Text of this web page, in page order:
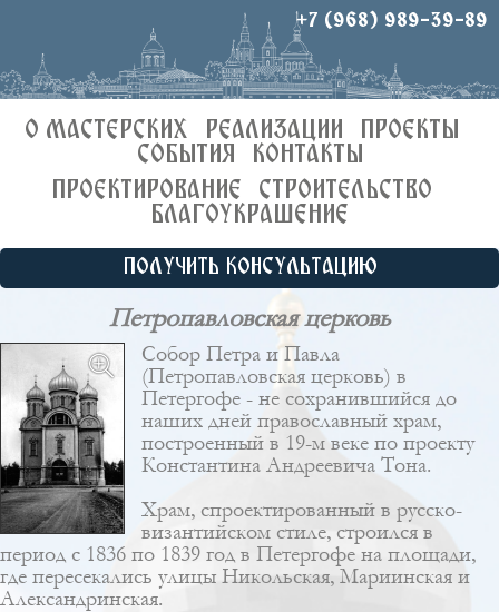
+7 (968) 989-39-89
О МАСТЕРСКИХ РЕАЛИЗАЦИИ
ПРОЕКТЫ
СОБЫТИЯ
КОНТАКТЫ
ПРОЕКТИРОВАНИЕ
СТРОИТЕЛЬСТВО
БЛАГОУКРАШЕНИЕ
ПОЛУЧИТЬ КОНСУЛЬТАЦИЮ
Петропавловская церковь
Собор Петра и Павла
(Петропавловская церковь) в
Петергофе - не сохранившийся до
наших дней православный храм,
построенный в 19-м веке по проекту
Константина Андреевича Тона.
Храм, спроектированный в русско-
византийском стиле, строился в
период с 1836 по 1839 год в Петергофе на площади,
где пересекались улицы Никольская, Мариинская и
Александринская.